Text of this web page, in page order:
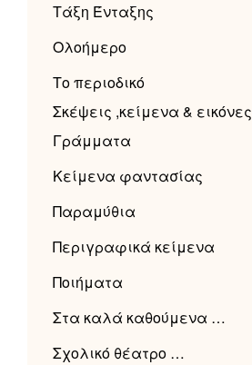
Τάξη Ένταξης
Ολοήμερο
Το περιοδικό
Σκέψεις ,κείμενα & εικόνες
Γράμματα
Κείμενα φαντασίας
Παραμύθια
Περιγραφικά κείμενα
Ποιήματα
Στα καλά καθούμενα …
Σχολικό θέατρο …